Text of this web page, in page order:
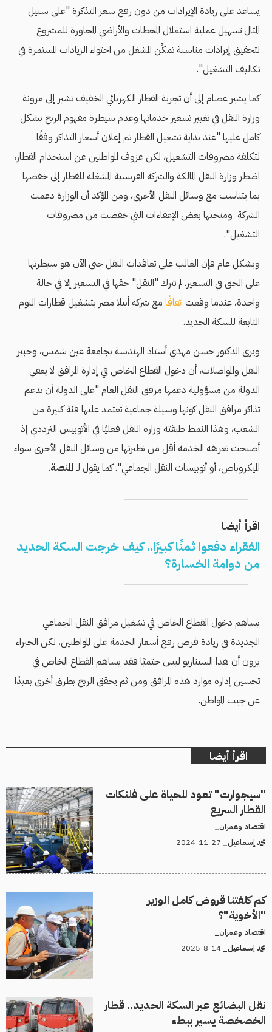
يساعد على زيادة الإيرادات من دون رفع سعر التذكرة "على سبيل
المثال تسهيل عملية استغلال المحطات والأراضي المجاورة للمشروع
لتحقيق إيرادات مناسبة تمكِّن المشغل من احتواء الزيادات المستمرة في
تكاليف التشغيل".
كما يشير عصام إلى أن تجربة القطار الكهربائي الخفيف تشير إلى مرونة
وزارة النقل في تغيير تسعير خدماتها وعدم سيطرة مفهوم الربح بشكل
كامل عليها "عند بداية تشغيل القطار تم إعلان أسعار التذاكر وفقًا
لتكلفة مصروفات التشغيل، لكن عزوف المواطنين عن استخدام القطار،
اضطر وزارة النقل المالكة والشركة الفرنسية المشغلة للقطار إلى خفضها
بما يتناسب مع وسائل النقل الأخرى، ومن المؤكد أن الوزارة دعمت
الشركة ومنحتها بعض الإعفاءات التي خفضت من مصروفات
التشغيل".
وبشكل عام فإن الغالب على تعاقدات النقل حتى الآن هو سيطرتها
على الحق في التسعير. لم تترك "النقل" حقها في التسعير إلا في حالة
واحدة، عندما وقعت اتفاقًا مع شركة أبيلا مصر بتشغيل قطارات النوم
التابعة للسكة الحديد.
ويرى الدكتور حسن مهدي أستاذ الهندسة بجامعة عين شمس، وخبير
النقل والمواصلات، أن دخول القطاع الخاص في إدارة المرافق لا يعفي
الدولة من مسؤولية دعمها مرفق النقل العام "على الدولة أن تدعم
تذاكر مرافق النقل كونها وسيلة جماعية تعتمد عليها فئة كبيرة من
الشعب، وهذا النمط طبقته وزارة النقل فعليًا في الأتوبيس الترددي إذ
أصبحت تعريفه الخدمة أقل من نظيرتها من وسائل النقل الأخرى سواء
الميكروباص، أو أتوبيسات النقل الجماعي". كما يقول لـ المنصة.
اقرأ أيضا
الفقراء دفعوا ثمنًا كبيرًا.. كيف خرجت السكة الحديد
من دوامة الخسارة؟
يساهم دخول القطاع الخاص في تشغيل مرافق النقل الجماعي
الجديدة في زيادة فرص رفع أسعار الخدمة على المواطنين، لكن الخبراء
يرون أن هذا السيناريو ليس حتميًا فقد يساهم القطاع الخاص في
تحسين إدارة موارد هذه المرافق ومن ثم يحقق الربح بطرق أخرى بعيدًا
عن جيب المواطن.
اقرأ أيضا
"سيجوارت" تعود للحياة على فلنكات
القطار السريع
اقتصاد وعمران_
محمد إسماعيل_
كم كلفتنا قروض كامل الوزير
"الأخوية"؟
اقتصاد وعمران_
محمد إسماعيل_
نقل البضائع عبر السكة الحديد.. قطار
الخصخصة يسير ببطء